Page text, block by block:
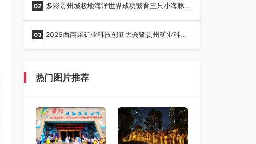
02 多彩贵州城极地海洋世界成功繁育三只小海豚，
03 2026西南采矿业科技创新大会暨贵州矿业科技
热门图片推荐